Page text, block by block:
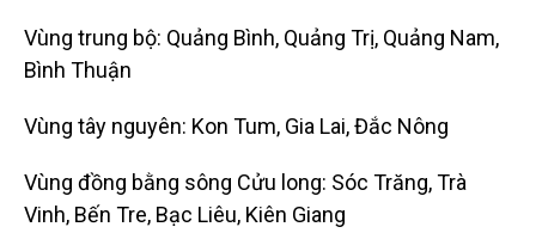
Vùng trung bộ: Quảng Bình, Quảng Trị, Quảng Nam,
Bình Thuận
Vùng tây nguyên: Kon Tum, Gia Lai, Đắc Nông
Vùng đồng bằng sông Cửu long: Sóc Trăng, Trà
Vinh, Bến Tre, Bạc Liêu, Kiên Giang